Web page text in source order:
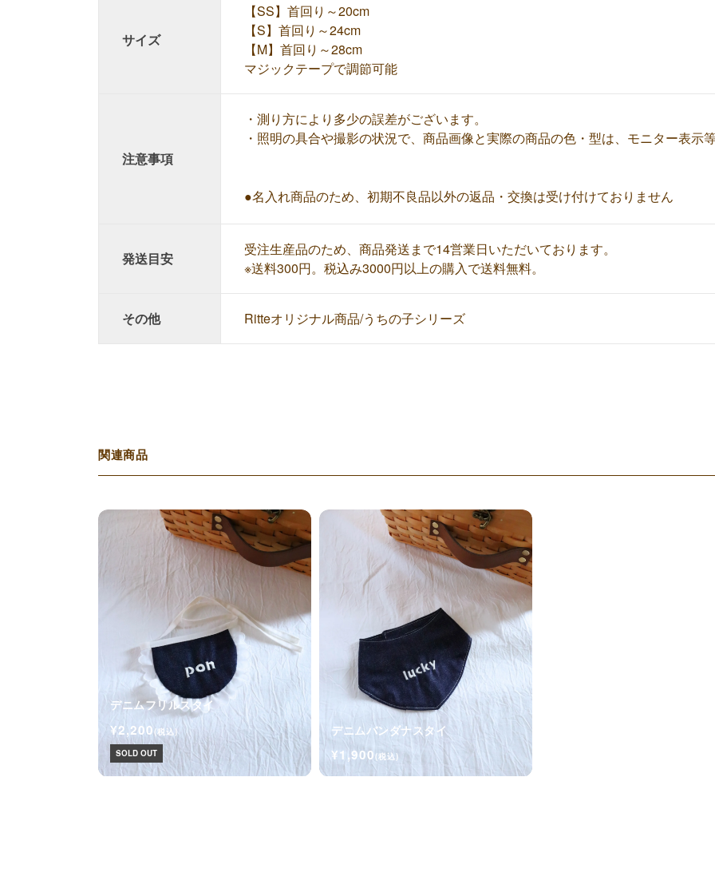
サイズ
【SS】首回り～20cm
【S】首回り～24cm
【M】首回り～28cm
マジックテープで調節可能
注意事項
・測り方により多少の誤差がございます。
・照明の具合や撮影の状況で、商品画像と実際の商品の色・型は、モニター表示
●名入れ商品のため、初期不良品以外の返品・交換は受け付けておりません
発送目安
受注生産品のため、商品発送まで14営業日いただいております。
※送料300円。税込み3000円以上の購入で送料無料。
その他 Ritteオリジナル商品/うちの子シリーズ
関連商品
デニムフリルスタイ
¥2,200(税込)
SOLD OUT
デニムバンダナスタイ
¥1,900(税込)